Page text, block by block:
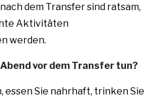
dem Transfer sind ratsam,
Aktivitäten
werden.
vor dem Transfer tun?
essen Sie nahrhaft, trinken Sie